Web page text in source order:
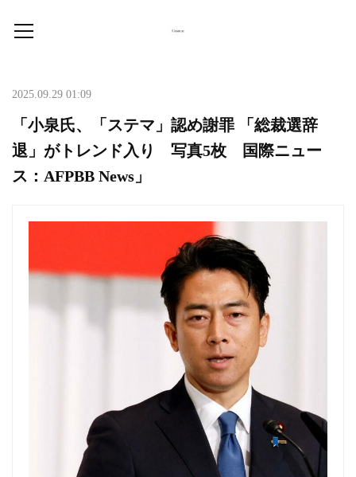
2025.09.29 01:09
「小泉氏、「ステマ」認め謝罪 「総裁選辞
退」がトレンド入り 写真5枚 国際ニュー
ス：AFPBB News」